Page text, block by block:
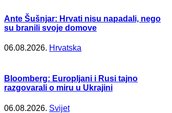
Ante Šušnjar: Hrvati nisu napadali, nego
su branili svoje domove
06.08.2026. Hrvatska
Bloomberg: Europljani i Rusi tajno
razgovarali o miru u Ukrajini
06.08.2026. Svijet